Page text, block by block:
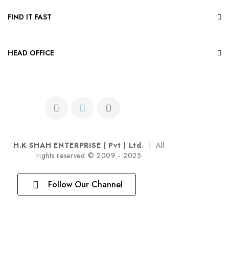
FIND IT FAST
HEAD OFFICE
H.K SHAH ENTERPRISE ( Pvt ) Ltd. | All
rights reserved © 2009 - 2025
Follow Our Channel